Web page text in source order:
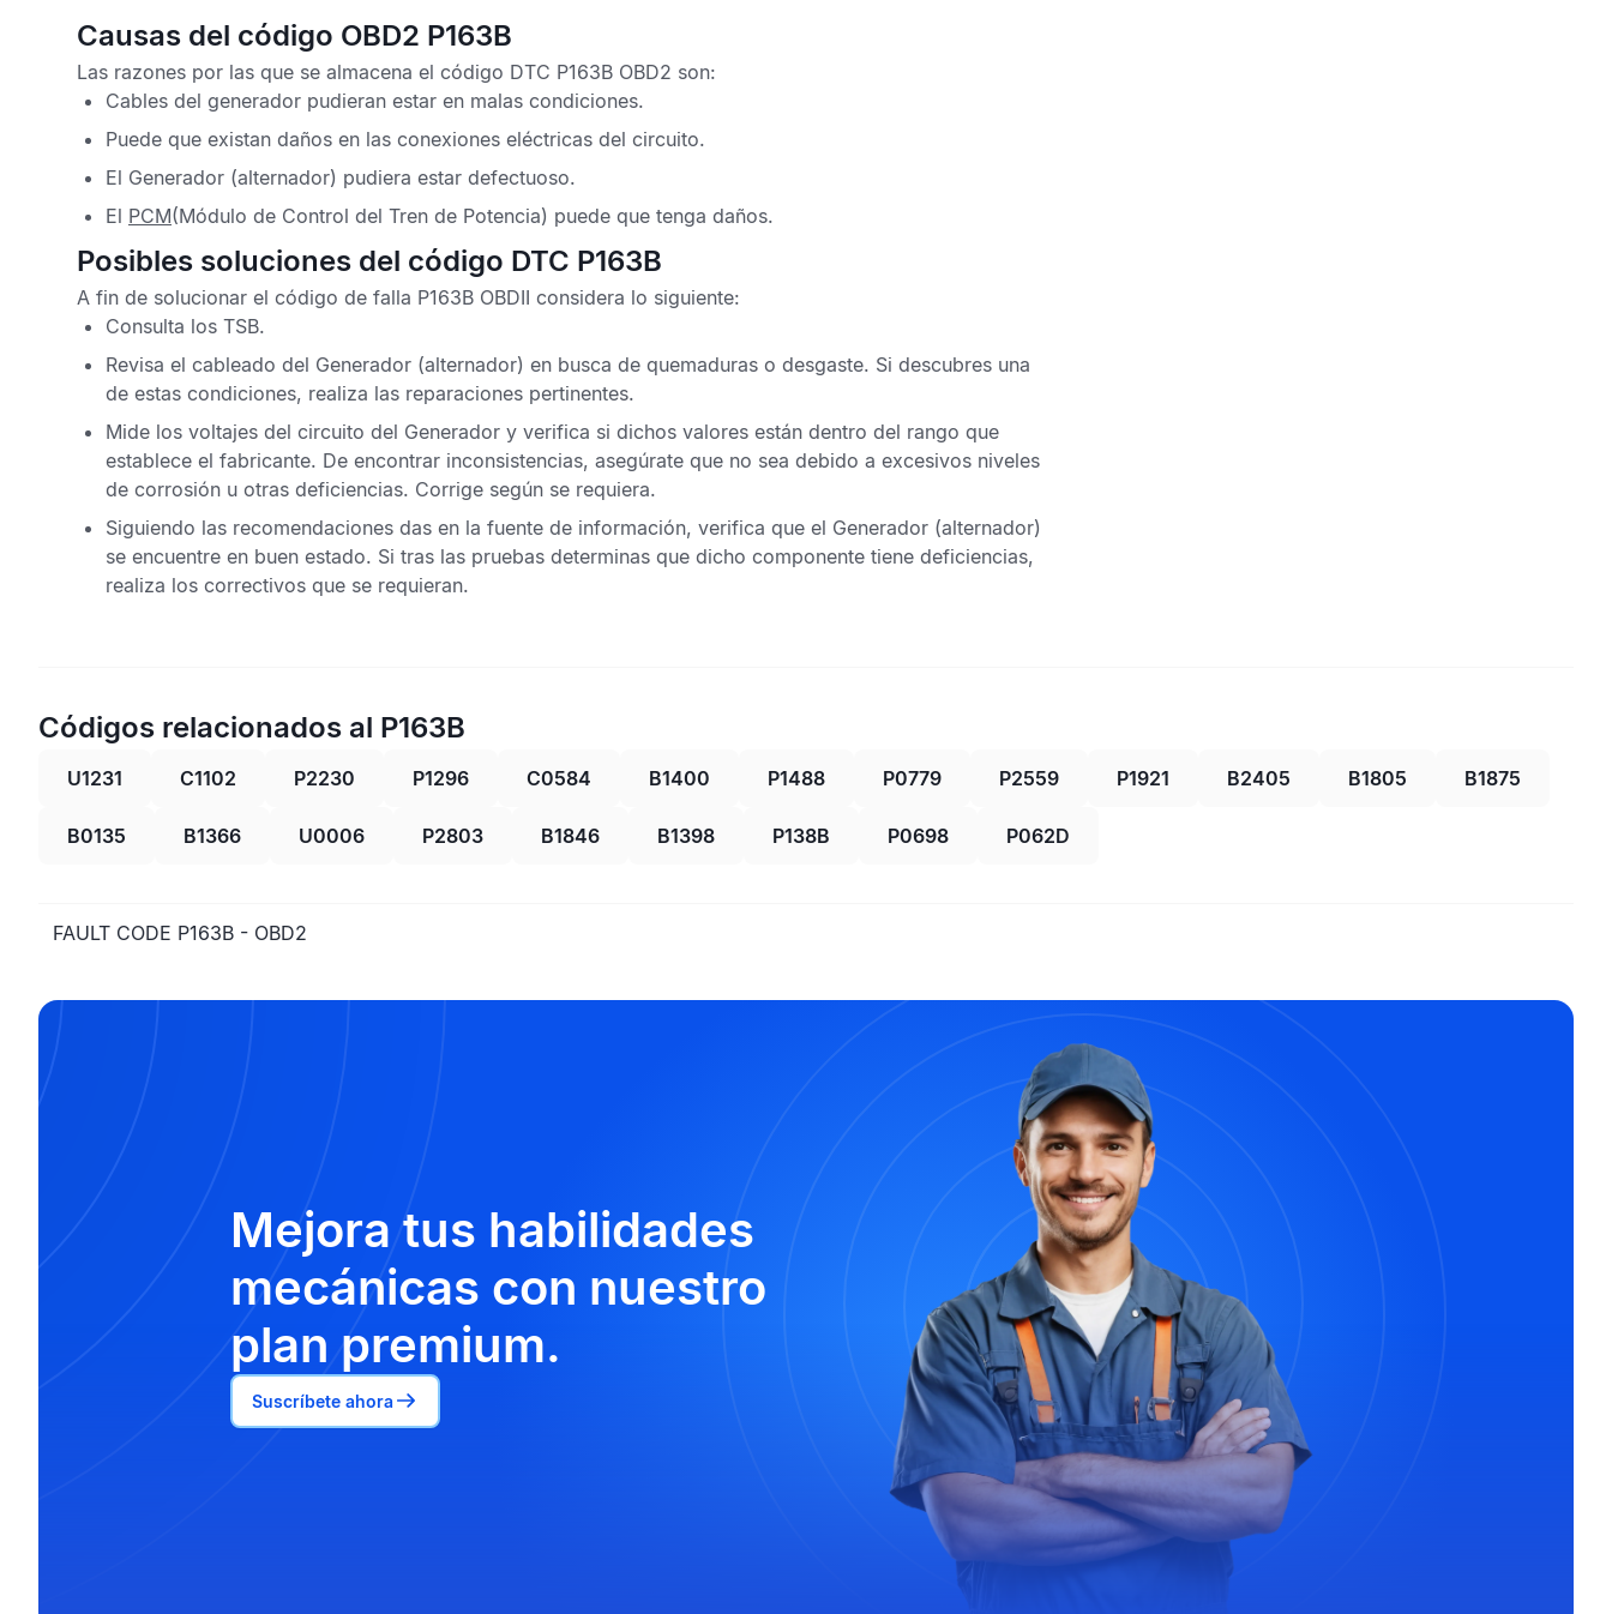
Causas del código OBD2 P163B
Las razones por las que se almacena el código DTC P163B OBD2 son:
Cables del generador pudieran estar en malas condiciones.
Puede que existan daños en las conexiones eléctricas del circuito.
El Generador (alternador) pudiera estar defectuoso.
El PCM(Módulo de Control del Tren de Potencia) puede que tenga daños.
Posibles soluciones del código DTC P163B
A fin de solucionar el código de falla P163B OBDII considera lo siguiente:
Consulta los TSB.
Revisa el cableado del Generador (alternador) en busca de quemaduras o desgaste. Si descubres una
de estas condiciones, realiza las reparaciones pertinentes.
Mide los voltajes del circuito del Generador y verifica si dichos valores están dentro del rango que
establece el fabricante. De encontrar inconsistencias, asegúrate que no sea debido a excesivos niveles
de corrosión u otras deficiencias. Corrige según se requiera.
Siguiendo las recomendaciones das en la fuente de información, verifica que el Generador (alternador)
se encuentre en buen estado. Si tras las pruebas determinas que dicho componente tiene deficiencias,
realiza los correctivos que se requieran.
Códigos relacionados al P163B
U1231 C1102 P2230 P1296 C0584 B1400 P1488 P0779 P2559 P1921 B2405 B1805 B1875
B0135 B1366 U0006 P2803 B1846 B1398 P138B P0698 P062D
FAULT CODE P163B - OBD2
Mejora tus habilidades
mecánicas con nuestro
plan premium.
Suscríbete ahora